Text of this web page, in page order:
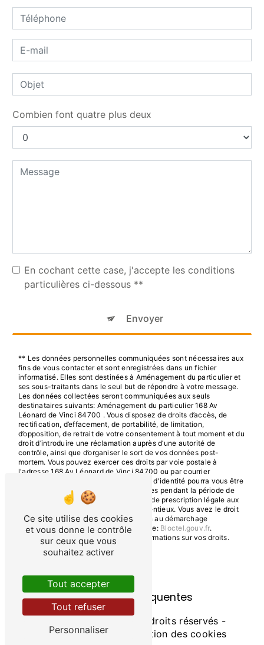
Combien font quatre plus deux
En cochant cette case, j'accepte les conditions
particulières ci-dessous **
Envoyer
** Les données personnelles communiquées sont nécessaires aux
fins de vous contacter et sont enregistrées dans un fichier
informatisé. Elles sont destinées à Aménagement du particulier et
ses sous-traitants dans le seul but de répondre à votre message.
Les données collectées seront communiquées aux seuls
destinataires suivants: Aménagement du particulier 168 Av
Léonard de Vinci 84700 . Vous disposez de droits d’accès, de
rectification, d’effacement, de portabilité, de limitation,
d’opposition, de retrait de votre consentement à tout moment et du
droit d’introduire une réclamation auprès d’une autorité de
contrôle, ainsi que d’organiser le sort de vos données post-
mortem. Vous pouvez exercer ces droits par voie postale à
l'adresse 168 Av Léonard de Vinci 84700 ou par courrier
électronique à l'adresse . Un justificatif d'identité pourra vous être
demandé. Nous conservons vos données pendant la période de
prise de contact puis pendant la durée de prescription légale aux
fins probatoires et de gestion des contentieux. Vous avez le droit
de vous inscrire sur la liste d'opposition au démarchage
téléphonique, disponible à cette adresse: Bloctel.gouv.fr.
Consultez le site cnil.fr pour plus d’informations sur vos droits.
Recherches fréquentes
- 2026 - Tous droits réservés -
Mentions légales
Gestion des cookies
Ce site utilise des cookies
et vous donne le contrôle
sur ceux que vous
souhaitez activer
Tout accepter
Tout refuser
Personnaliser